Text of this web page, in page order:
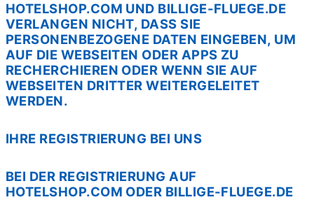
HOTELSHOP.COM UND BILLIGE-FLUEGE.DE
VERLANGEN NICHT, DASS SIE
PERSONENBEZOGENE DATEN EINGEBEN, UM
AUF DIE WEBSEITEN ODER APPS ZU
RECHERCHIEREN ODER WENN SIE AUF
WEBSEITEN DRITTER WEITERGELEITET
WERDEN.
IHRE REGISTRIERUNG BEI UNS
BEI DER REGISTRIERUNG AUF
HOTELSHOP.COM ODER BILLIGE-FLUEGE.DE